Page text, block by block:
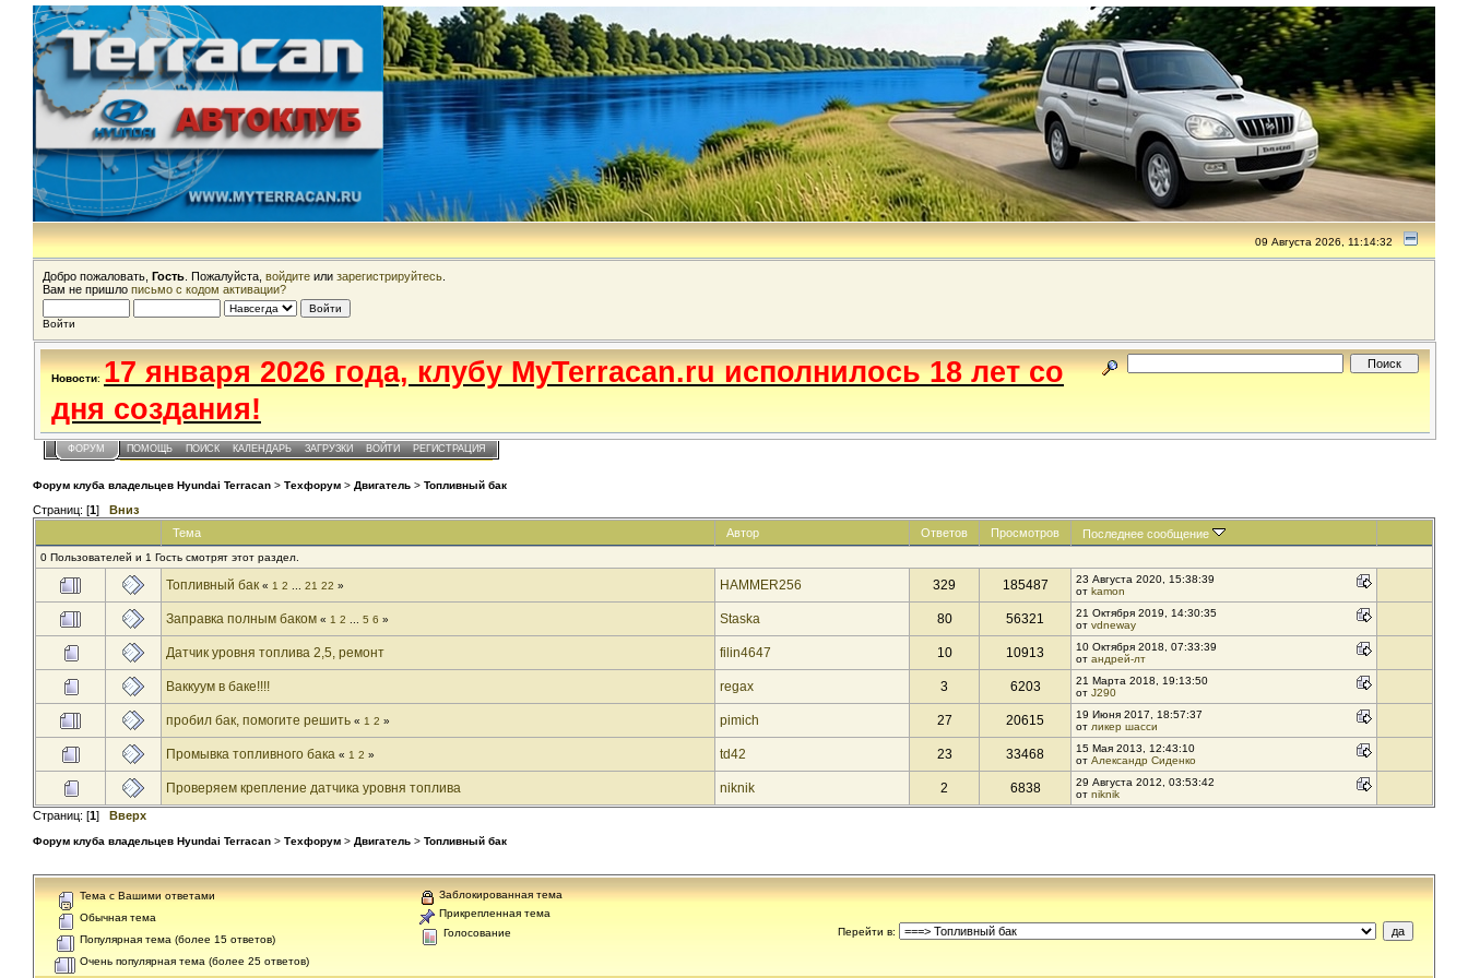
09 Августа 2026, 11:14:32
Добро пожаловать, Гость . Пожалуйста, войдите или зарегистрируйтесь
Вам не пришло письмо с кодом активации?
Войти
Новости: 17 января 2026 года, клубу MyTerracan.ru исполнилось 18 лет со
дня создания!
ФОРУМ ПОМОЩЬ ПОИСК КАЛЕНДАРЬ ЗАГРУЗКИ ВОЙТИ РЕГИСТРАЦИЯ
Форум клуба владельцев Hyundai Terracan > Техфорум > Двигатель > Топливный бак
Страниц: [1]
Вниз
Тема
Автор Ответов Просмотров Последнее сообщение
0 Пользователей и 1 Гость смотрят этот раздел.
Топливный бак « 1 2 ... 21 22 » HAMMER256 329 185487
23 Августа 2020, 15:38:39
от kamon
Заправка полным баком « 1 2 ... 5 6 » Staska 80 56321
21 Октября 2019, 14:30:35
от vdneway
Датчик уровня топлива 2,5, ремонт filin4647 10 10913
10 Октября 2018, 07:33:39
от андрей-лт
Ваккуум в баке!!!! regax 3 6203
21 Марта 2018, 19:13:50
от J290
пробил бак, помогите решить « 1 2 » pimich 27 20615
19 Июня 2017, 18:57:37
от ликер шасси
Промывка топливного бака « 1 2 » td42 23 33468
15 Мая 2013, 12:43:10
от Александр Сиденко
Проверяем крепление датчика уровня топлива niknik 2 6838
29 Августа 2012, 03:53:42
от niknik
Страниц: [1] Вверх
Форум клуба владельцев Hyundai Terracan > Техфорум > Двигатель > Топливный бак
Тема с Вашими ответами
Обычная тема
Популярная тема (более 15 ответов)
Очень популярная тема (более 25 ответов)
Заблокированная тема
Прикрепленная тема
Голосование
Перейти в: